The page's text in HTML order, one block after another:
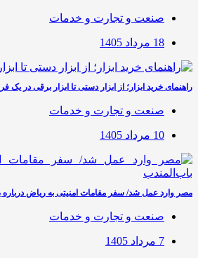
صنعت و تجارت و خدمات
18 مرداد 1405
راهنمای خرید ابزار؛ از ابزار دستی تا ابزار برقی در یک
صنعت و تجارت و خدمات
10 مرداد 1405
مصر وارد عمل شد/ سفر مقامات امنیتی به ریاض درباره
صنعت و تجارت و خدمات
7 مرداد 1405